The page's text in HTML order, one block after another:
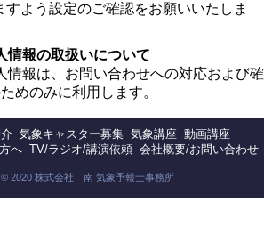
よう設定のご確認をお願いいたしま
情報の取扱いについて
情報は、お問い合わせへの対応および確
めのみに利用します。
気象キャスター募集 気象講座 動画講座
へ TV/ラジオ/講演依頼 会社概要/お問い合わせ
© 2020 株式会社 南 気象予報士事務所